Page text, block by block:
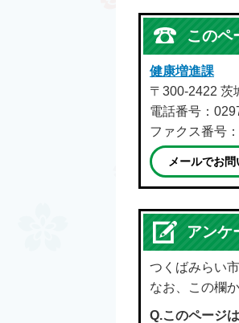
このペ
健康増進課
〒300-2422 茨
電話番号：
ファクス番号
メールでお
アンケ
つくばみらい
なお、この欄
Q.このページ